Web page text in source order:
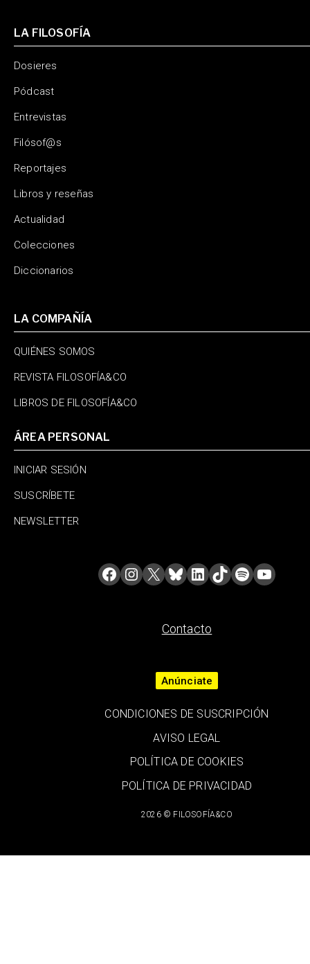
LA FILOSOFÍA
Dosieres
Pódcast
Entrevistas
Filósof@s
Reportajes
Libros y reseñas
Actualidad
Colecciones
Diccionarios
LA COMPAÑÍA
QUIÉNES SOMOS
REVISTA FILOSOFÍA&CO
LIBROS DE FILOSOFÍA&CO
ÁREA PERSONAL
INICIAR SESIÓN
SUSCRÍBETE
NEWSLETTER
Contacto
2026 © FILOSOFÍA&CO
Anúnciate
CONDICIONES DE SUSCRIPCIÓN
AVISO LEGAL
POLÍTICA DE COOKIES
POLÍTICA DE PRIVACIDAD